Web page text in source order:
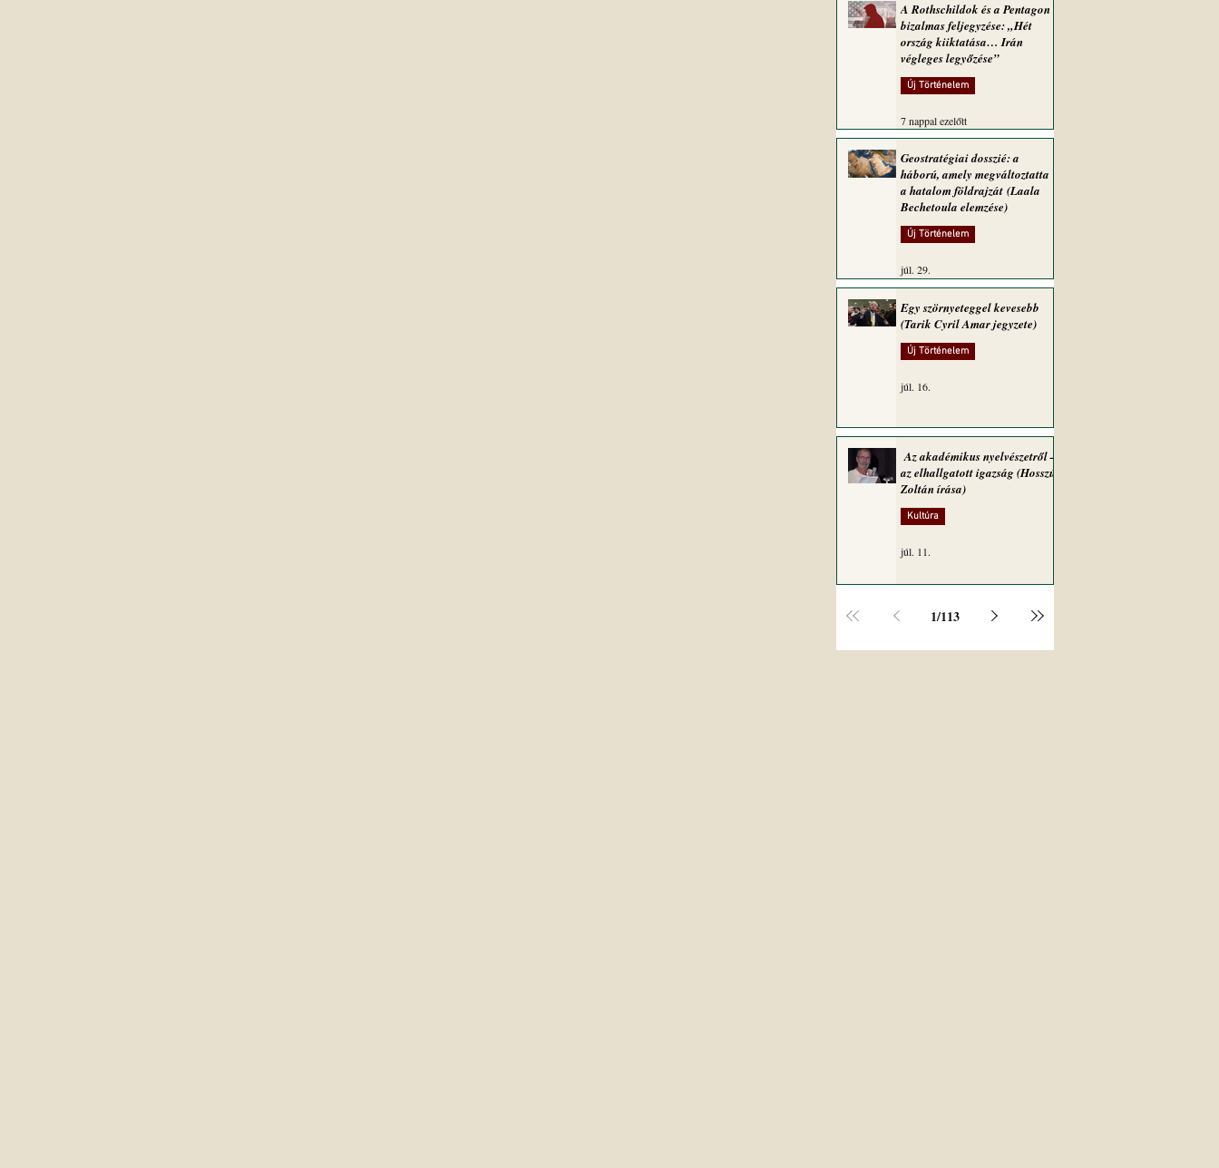
A Rothschildok és a Pentagon
bizalmas feljegyzése: „Hét
ország kiiktatása… Irán
végleges legyőzése”
Új Történelem
7 nappal ezelőtt
Geostratégiai dosszié: a
háború, amely megváltoztatta
a hatalom földrajzát (Laala
Bechetoula elemzése)
Új Történelem
júl. 29.
Egy szörnyeteggel kevesebb
(Tarik Cyril Amar jegyzete)
Új Történelem
júl. 16.
Az akadémikus nyelvészetről –
az elhallgatott igazság (Hosszú
Zoltán írása)
Kultúra
júl. 11.
1/113